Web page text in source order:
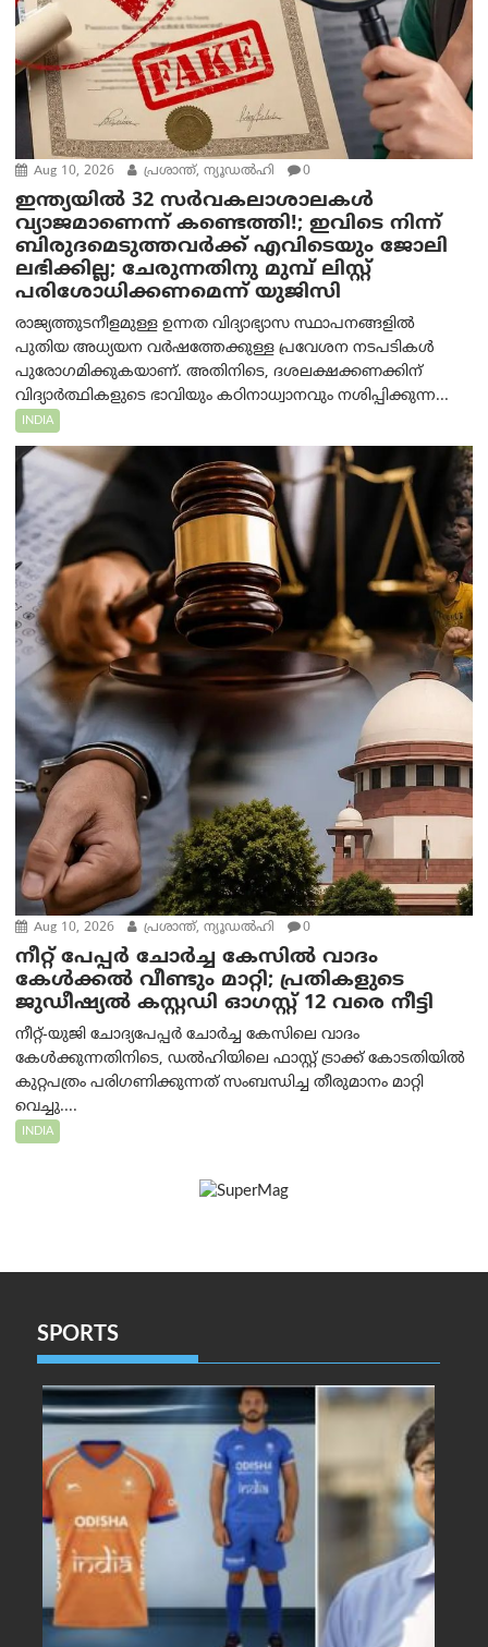
Aug 10, 2026 പ്രശാന്ത്, ന്യൂഡല്‍ഹി 0
ഇന്ത്യയില്‍ 32 സർവകലാശാലകൾ
വ്യാജമാണെന്ന് കണ്ടെത്തി!; ഇവിടെ നിന്ന്
ബിരുദമെടുത്തവര്‍ക്ക് എവിടെയും ജോലി
ലഭിക്കില്ല; ചേരുന്നതിനു മുമ്പ് ലിസ്റ്റ്
പരിശോധിക്കണമെന്ന് യുജിസി
രാജ്യത്തുടനീളമുള്ള ഉന്നത വിദ്യാഭ്യാസ സ്ഥാപനങ്ങളിൽ
പുതിയ അധ്യയന വർഷത്തേക്കുള്ള പ്രവേശന നടപടികൾ
പുരോഗമിക്കുകയാണ്. അതിനിടെ, ദശലക്ഷക്കണക്കിന്
വിദ്യാർത്ഥികളുടെ ഭാവിയും കഠിനാധ്വാനവും നശിപ്പിക്കുന്ന...
INDIA
Aug 10, 2026 പ്രശാന്ത്, ന്യൂഡല്‍ഹി 0
നീറ്റ് പേപ്പർ ചോർച്ച കേസിൽ വാദം
കേൾക്കൽ വീണ്ടും മാറ്റി; പ്രതികളുടെ
ജുഡീഷ്യൽ കസ്റ്റഡി ഓഗസ്റ്റ് 12 വരെ നീട്ടി
നീറ്റ്-യുജി ചോദ്യപേപ്പർ ചോർച്ച കേസിലെ വാദം
കേൾക്കുന്നതിനിടെ, ഡൽഹിയിലെ ഫാസ്റ്റ് ട്രാക്ക് കോടതിയിൽ
കുറ്റപത്രം പരിഗണിക്കുന്നത് സംബന്ധിച്ച തീരുമാനം മാറ്റി
വെച്ചു....
INDIA
SPORTS